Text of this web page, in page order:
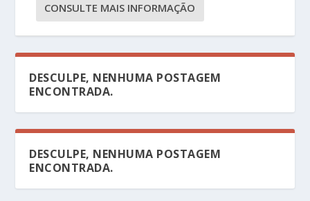
CONSULTE MAIS INFORMAÇÃO
DESCULPE, NENHUMA POSTAGEM
ENCONTRADA.
DESCULPE, NENHUMA POSTAGEM
ENCONTRADA.